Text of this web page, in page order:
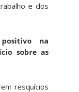
e dos
na
sobre as
resquícios